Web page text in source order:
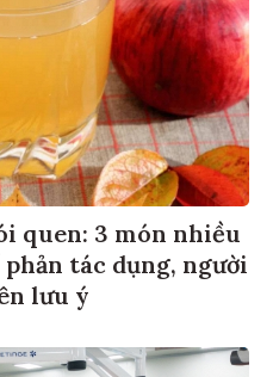
quen: 3 món nhiều
tác dụng, người
lưu ý